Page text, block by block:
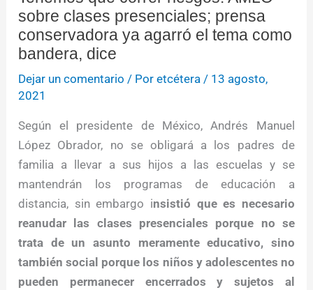
sobre clases presenciales; prensa
conservadora ya agarró el tema como
bandera, dice
Dejar un comentario / Poretcétera / 13 agosto,
2021
Según el presidente de México, Andrés Manuel
López Obrador, no se obligará a los padres de
familia a llevar a sus hijos a las escuelas y se
mantendrán los programas de educación a
distancia, sin embargo insistió que es necesario
reanudar las clases presenciales porque no se
trata de un asunto meramente educativo, sino
también social porque los niños y adolescentes no
pueden permanecer encerrados y sujetos al